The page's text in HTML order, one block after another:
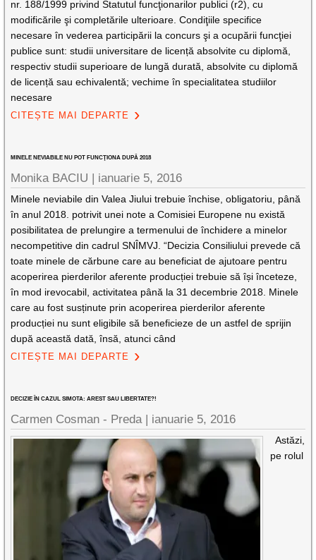
nr. 188/1999 privind Statutul funcţionarilor publici (r2), cu
modificările şi completările ulterioare. Condiţiile specifice
necesare în vederea participării la concurs şi a ocupării funcţiei
publice sunt: studii universitare de licență absolvite cu diplomă,
respectiv studii superioare de lungă durată, absolvite cu diplomă
de licență sau echivalentă; vechime în specialitatea studiilor
necesare
CITEȘTE MAI DEPARTE
MINELE NEVIABILE NU POT FUNCŢIONA DUPĂ 2018
Monika BACIU | ianuarie 5, 2016
Minele neviabile din Valea Jiului trebuie închise, obligatoriu, până
în anul 2018. potrivit unei note a Comisiei Europene nu există
posibilitatea de prelungire a termenului de închidere a minelor
necompetitive din cadrul SNÎMVJ. “Decizia Consiliului prevede că
toate minele de cărbune care au beneficiat de ajutoare pentru
acoperirea pierderilor aferente producției trebuie să își înceteze,
în mod irevocabil, activitatea până la 31 decembrie 2018. Minele
care au fost susținute prin acoperirea pierderilor aferente
producției nu sunt eligibile să beneficieze de un astfel de sprijin
după această dată, însă, atunci când
CITEȘTE MAI DEPARTE
DECIZIE ÎN CAZUL SIMOTA: AREST SAU LIBERTATE?!
Carmen Cosman - Preda | ianuarie 5, 2016
Astăzi,
pe rolul